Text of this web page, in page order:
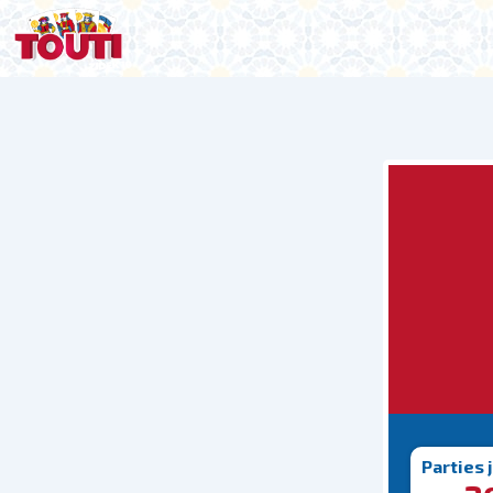
Parties